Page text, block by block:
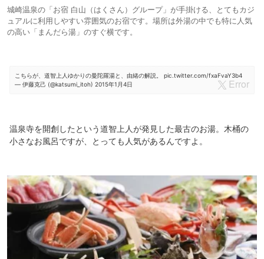
城崎温泉の「お宿 白山（はくさん）グループ」が手掛ける、とてもカジ
ュアルに利用しやすい雰囲気のお宿です。場所は外湯の中でも特に人気
の高い「まんだら湯」のすぐ横です。
こちらが、道智上人ゆかりの曼陀羅湯と、由緒の解説。 pic.twitter.com/fxaFvaY3b4
— 伊藤克己 (@katsumi_itoh) 2015年1月4日
温泉寺を開創したという道智上人が発見した最古のお湯。木桶の
小さなお風呂ですが、とっても人気があるんですよ。